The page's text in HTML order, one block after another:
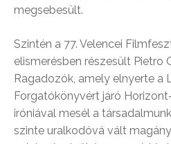
megsebesült.
Szintén a 77. Velencei
elismerésben részesült Pietro
Ragadozók, amely elnyerte a
Forgatókönyvért járó
iróniával mesél a
szinte uralkodóvá vált